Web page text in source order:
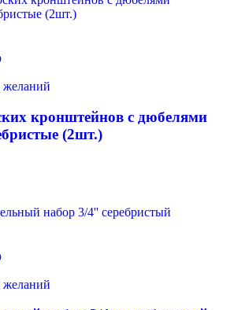
желаний
кронштейнов с дюбелями
(2шт.)
желаний